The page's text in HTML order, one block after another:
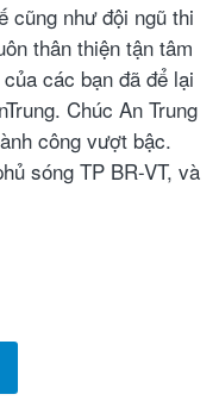
cũng như đội ngũ thi
thân thiện tận tâm
các bạn đã để lại
Chúc An Trung
công vượt bậc.
sóng TP BR-VT, và